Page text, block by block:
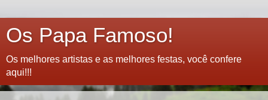
Os Papa Famoso!
Os melhores artistas e as melhores festas, você confere
aqui!!!